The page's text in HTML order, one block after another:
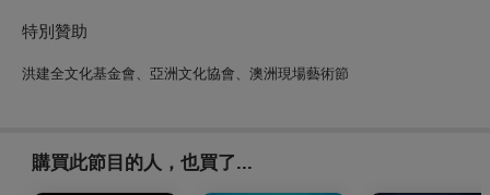
特別贊助
洪建全文化基金會、亞洲文化協會、澳洲現場藝術節
購買此節目的人，也買了...